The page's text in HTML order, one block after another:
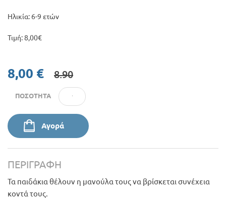
Ηλικία: 6-9 ετών
Τιμή: 8,00€
8,00 € 8.90
ΠΟΣΌΤΗΤΑ
Αγορά
ΠΕΡΙΓΡΑΦΉ
Τα παιδάκια θέλουν η μανούλα τους να βρίσκεται συνέχεια
κοντά τους.